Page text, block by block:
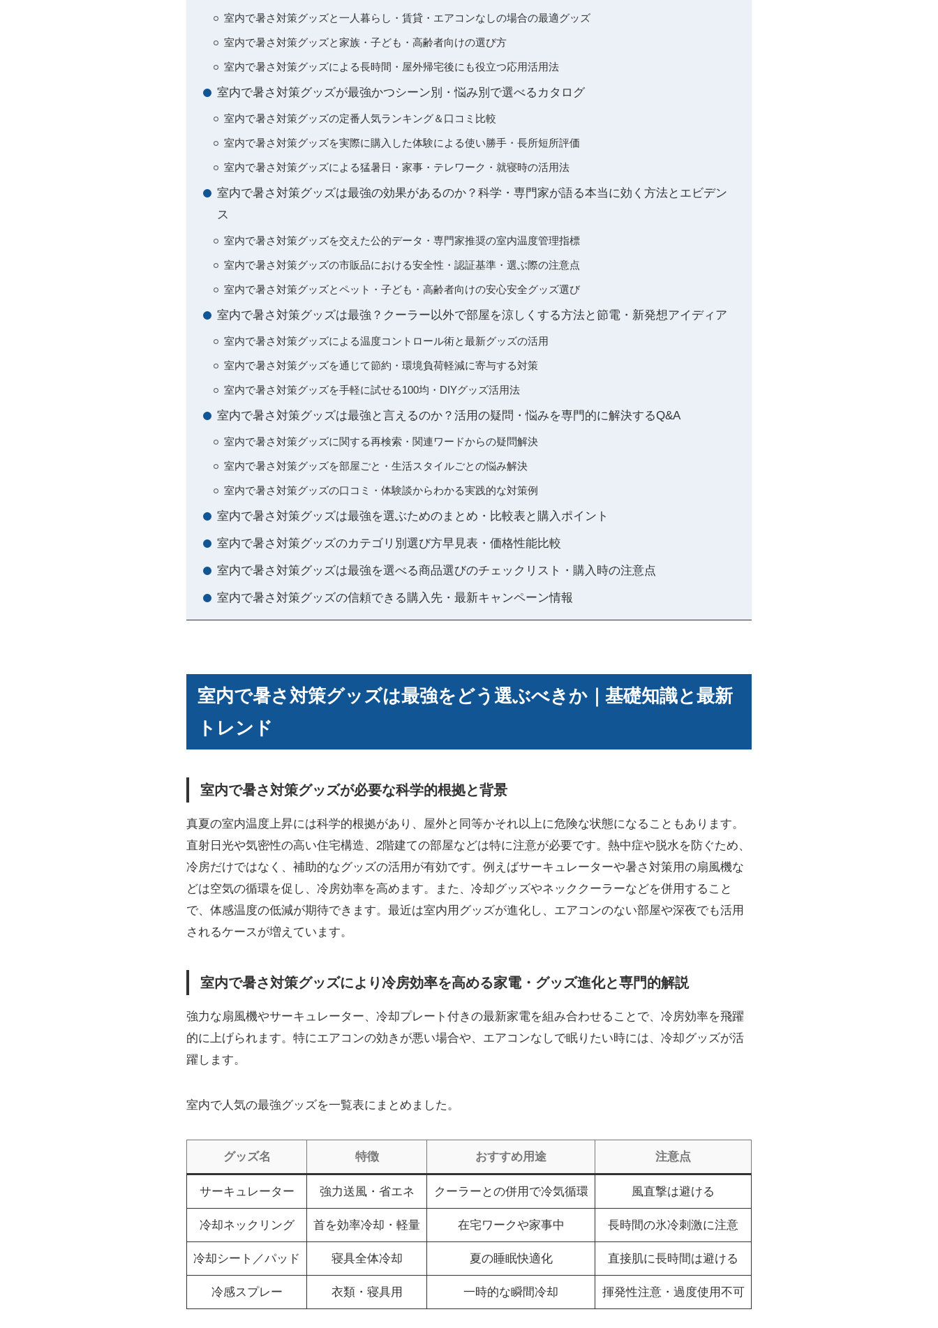
室内で暑さ対策グッズと一人暮らし・賃貸・エアコンなしの場合の最適グッズ
室内で暑さ対策グッズと家族・子ども・高齢者向けの選び方
室内で暑さ対策グッズによる長時間・屋外帰宅後にも役立つ応用活用法
室内で暑さ対策グッズが最強かつシーン別・悩み別で選べるカタログ
室内で暑さ対策グッズの定番人気ランキング＆口コミ比較
室内で暑さ対策グッズを実際に購入した体験による使い勝手・長所短所評価
室内で暑さ対策グッズによる猛暑日・家事・テレワーク・就寝時の活用法
室内で暑さ対策グッズは最強の効果があるのか？科学・専門家が語る本当に効く方法とエビデン
ス
室内で暑さ対策グッズを交えた公的データ・専門家推奨の室内温度管理指標
室内で暑さ対策グッズの市販品における安全性・認証基準・選ぶ際の注意点
室内で暑さ対策グッズとペット・子ども・高齢者向けの安心安全グッズ選び
室内で暑さ対策グッズは最強？クーラー以外で部屋を涼しくする方法と節電・新発想アイディア
室内で暑さ対策グッズによる温度コントロール術と最新グッズの活用
室内で暑さ対策グッズを通じて節約・環境負荷軽減に寄与する対策
室内で暑さ対策グッズを手軽に試せる100均・DIYグッズ活用法
室内で暑さ対策グッズは最強と言えるのか？活用の疑問・悩みを専門的に解決するQ&A
室内で暑さ対策グッズに関する再検索・関連ワードからの疑問解決
室内で暑さ対策グッズを部屋ごと・生活スタイルごとの悩み解決
室内で暑さ対策グッズの口コミ・体験談からわかる実践的な対策例
室内で暑さ対策グッズは最強を選ぶためのまとめ・比較表と購入ポイント
室内で暑さ対策グッズのカテゴリ別選び方早見表・価格性能比較
室内で暑さ対策グッズは最強を選べる商品選びのチェックリスト・購入時の注意点
室内で暑さ対策グッズの信頼できる購入先・最新キャンペーン情報
室内で暑さ対策グッズは最強をどう選ぶべきか｜基礎知識と最新
トレンド
室内で暑さ対策グッズが必要な科学的根拠と背景
真夏の室内温度上昇には科学的根拠があり、屋外と同等かそれ以上に危険な状態になることもあります。
直射日光や気密性の高い住宅構造、2階建ての部屋などは特に注意が必要です。熱中症や脱水を防ぐため、
冷房だけではなく、補助的なグッズの活用が有効です。例えばサーキュレーターや暑さ対策用の扇風機な
どは空気の循環を促し、冷房効率を高めます。また、冷却グッズやネッククーラーなどを併用すること
で、体感温度の低減が期待できます。最近は室内用グッズが進化し、エアコンのない部屋や深夜でも活用
されるケースが増えています。
室内で暑さ対策グッズにより冷房効率を高める家電・グッズ進化と専門的解説
強力な扇風機やサーキュレーター、冷却プレート付きの最新家電を組み合わせることで、冷房効率を飛躍
的に上げられます。特にエアコンの効きが悪い場合や、エアコンなしで眠りたい時には、冷却グッズが活
躍します。
室内で人気の最強グッズを一覧表にまとめました。
グッズ名 特徴 おすすめ用途 注意点
サーキュレーター 強力送風・省エネ クーラーとの併用で冷気循環 風直撃は避ける
冷却ネックリング 首を効率冷却・軽量 在宅ワークや家事中 長時間の氷冷刺激に注意
冷却シート／パッド 寝具全体冷却 夏の睡眠快適化 直接肌に長時間は避ける
冷感スプレー 衣類・寝具用 一時的な瞬間冷却 揮発性注意・過度使用不可